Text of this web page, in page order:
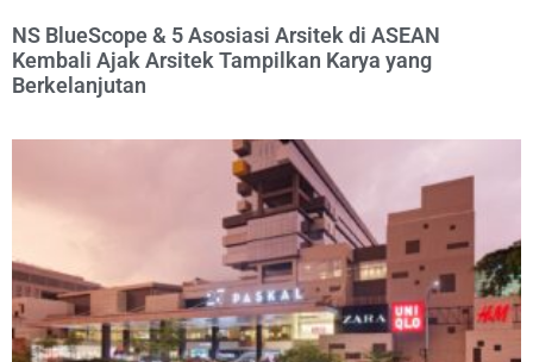
NS BlueScope & 5 Asosiasi Arsitek di ASEAN
Kembali Ajak Arsitek Tampilkan Karya yang
Berkelanjutan